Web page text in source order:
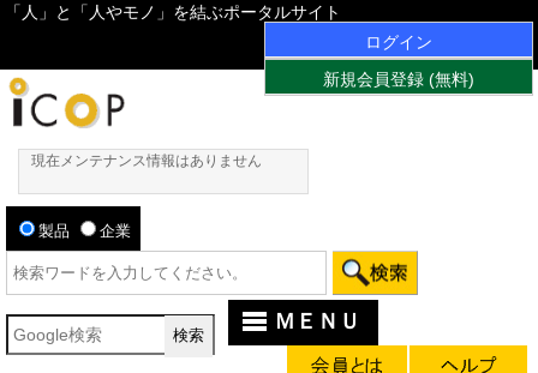
「人」と「人やモノ」を結ぶポータルサイト
ログイン
新規会員登録 (無料)
現在メンテナンス情報はありません
製品 企業
ＭＥＮＵ